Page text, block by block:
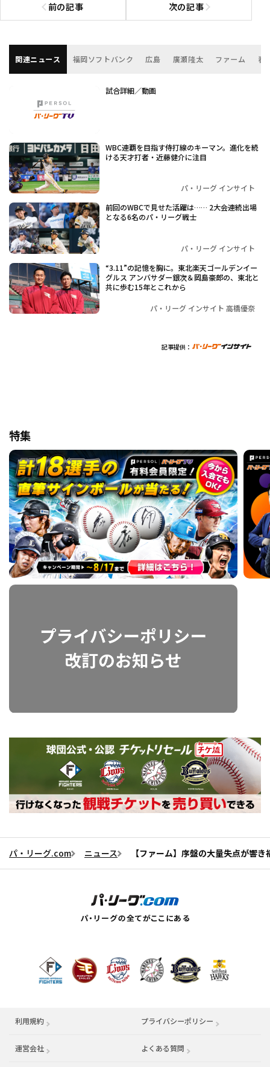
前の記事
前の記事へ 次の記事次の記事へ
関連ニュース 福岡ソフトバンク 広島 廣瀬隆太 ファーム 春
試合詳細／動画
WBC連覇を目指す侍打線のキーマン。進化を続
ける天才打者・近藤健介に注目
パ・リーグ インサイト
前回のWBCで見せた活躍は…… 2大会連続出場
となる6名のパ・リーグ戦士
パ・リーグ インサイト
“3.11”の記憶を胸に。東北楽天ゴールデンイー
グルス アンバサダー銀次＆岡島豪郎の、東北と
共に歩む15年とこれから
パ・リーグ インサイト 高橋優奈
記事提供：
特集
パ・リーグ.com ニュース 【ファーム】序盤の大量失点が響
利用規約 プライバシーポリシー
運営会社 （別ウィンドウで開く） よくある質問